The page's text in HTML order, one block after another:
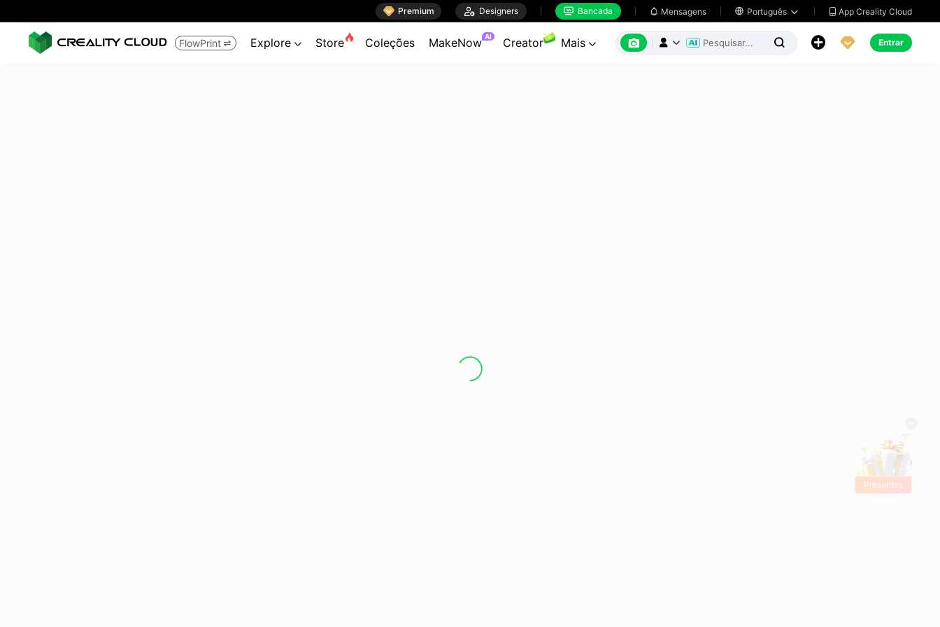
 Premium  Designers  Bancada  Mensagens  Português   App Creality Cloud
FlowPrint  Explore  Store Coleções MakeNow AI Creator Mais        Entrar
Presentes